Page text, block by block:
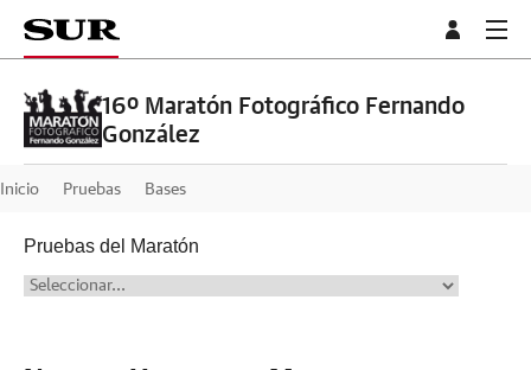
16º Maratón Fotográfico Fernando
González
Inicio Pruebas Bases
Pruebas del Maratón